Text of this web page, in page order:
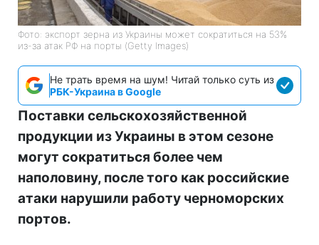
Фото: экспорт зерна из Украины может сократиться на 53%
из-за атак РФ на порты (Getty Images)
Не трать время на шум! Читай только суть из
РБК-Украина в Google
Поставки сельскохозяйственной
продукции из Украины в этом сезоне
могут сократиться более чем
наполовину, после того как российские
атаки нарушили работу черноморских
портов.